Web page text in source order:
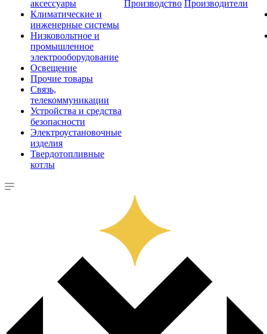
аксессуары
Климатические и
инженерные системы
Низковольтное и
промышленное
электрооборудование
Освещение
Прочие товары
Связь,
телекоммуникации
Устройства и средства
безопасности
Электроустановочные
изделия
Твердотопливные
котлы
Производство Производители